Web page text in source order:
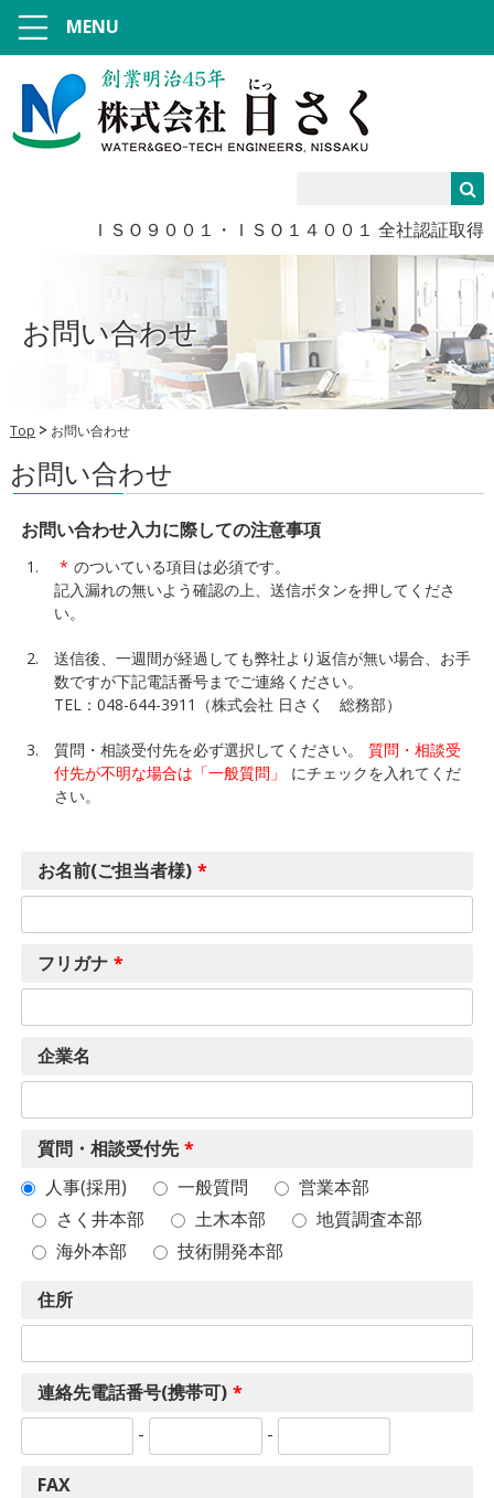
ＩＳＯ９００１・ＩＳＯ１４００１ 全社認証取得
MENU
お問い合わせ
Top お問い合わせ
お問い合わせ
お問い合わせ入力に際しての注意事項
* のついている項目は必須です。
記入漏れの無いよう確認の上、送信ボタンを押してくださ
い。
送信後、一週間が経過しても弊社より返信が無い場合、お手
数ですが下記電話番号までご連絡ください。
TEL：048-644-3911（株式会社 日さく 総務部）
質問・相談受付先を必ず選択してください。
質問・相談受
付先が不明な場合は「一般質問」
にチェックを入れてくだ
さい。
お名前(ご担当者様) *
フリガナ *
企業名
質問・相談受付先 *
人事(採用)
一般質問
営業本部
さく井本部
土木本部
地質調査本部
海外本部
技術開発本部
住所
連絡先電話番号(携帯可) *
-
-
FAX